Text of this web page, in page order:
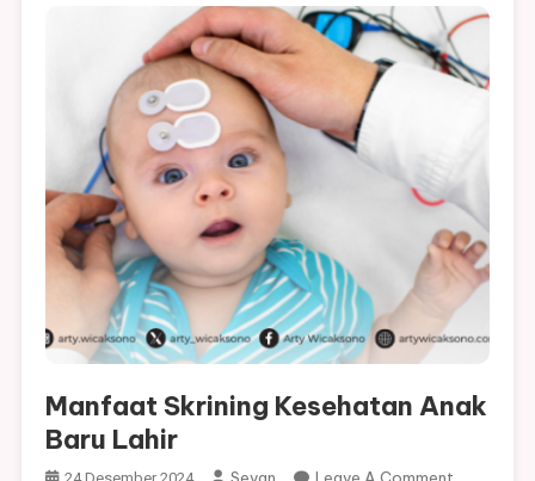
Manfaat Skrining Kesehatan Anak
Baru Lahir
Sevan Leave A CommentOn